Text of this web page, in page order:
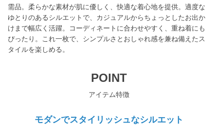
需品。柔らかな素材が肌に優しく、快適な着心地を提供。適度な
ゆとりのあるシルエットで、カジュアルからちょっとしたお出か
けまで幅広く活躍。コーディネートに合わせやすく、重ね着にも
ぴったり。これ一枚で、シンプルさとおしゃれ感を兼ね備えたス
タイルを楽しめる。
POINT
アイテム特徴
モダンでスタイリッシュなシルエット